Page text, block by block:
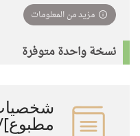
مزيد من المعلومات
نسخة واحدة متوفرة